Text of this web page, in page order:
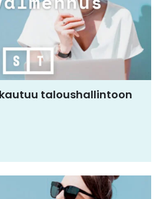
taloushallintoon